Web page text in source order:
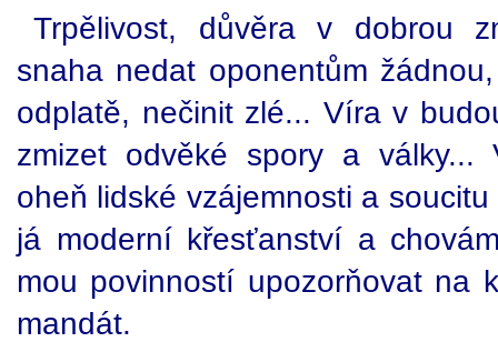
Trpělivost, důvěra v dobrou
snaha nedat oponentům
odplatě, nečinit zlé... Víra v
zmizet odvěké spory a války...
oheň lidské vzájemnosti a
já moderní křesťanství a
mou povinností upozorňovat na
mandát.